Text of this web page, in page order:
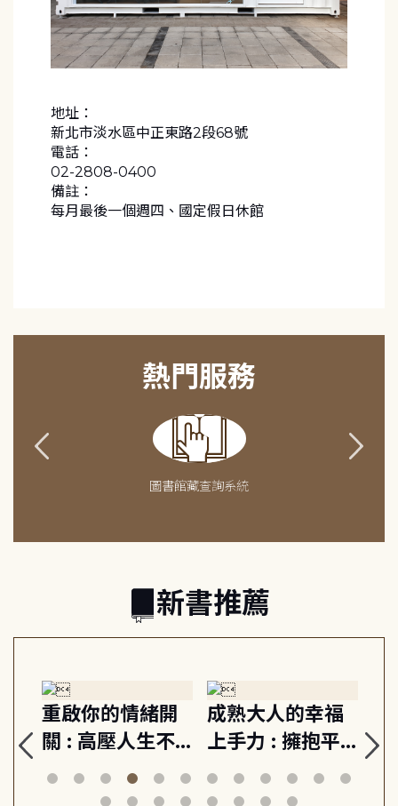
地址：
新北市淡水區中正東路2段68號
電話：
02-2808-0400
備註：
每月最後一個週四、國定假日休館
熱門服務
圖書館藏查詢系統
新書推薦
重啟你的情緒開
關 : 高壓人生不
爆炸指南, 5分鐘
減輕身心壓力, 找
成熟大人的幸福
上手力 : 擁抱平
凡中的每個燦爛
時刻, 給匱乏世代
球